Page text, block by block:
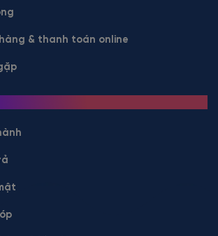
& thanh toán online